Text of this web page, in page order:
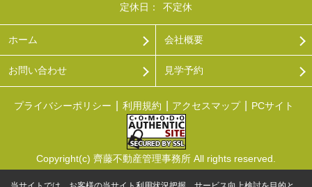
定休日：
不定休
ホーム 会社概要
お問い合わせ 見学予約
プライバシーポリシー 利用規約 アクセスマップ PCサイト
Copyright(c) 齊藤不動産管理事務所 All rights reserved.